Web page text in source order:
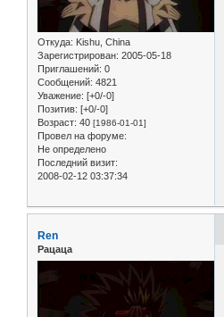
Откуда: Kishu, China
Зарегистрирован: 2005-05-18
Приглашений: 0
Сообщений: 4821
Уважение: [+0/-0]
Позитив: [+0/-0]
Возраст: 40 [1986-01-01]
Провел на форуме:
Не определено
Последний визит:
2008-02-12 03:37:34
Ren
Рацаца